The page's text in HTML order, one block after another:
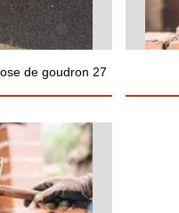
de goudron 27